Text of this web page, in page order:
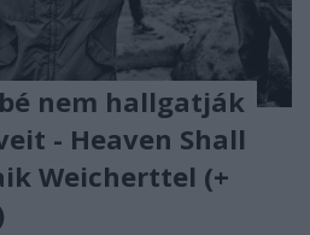
nem hallgatják
- Heaven Shall
Weicherttel (+